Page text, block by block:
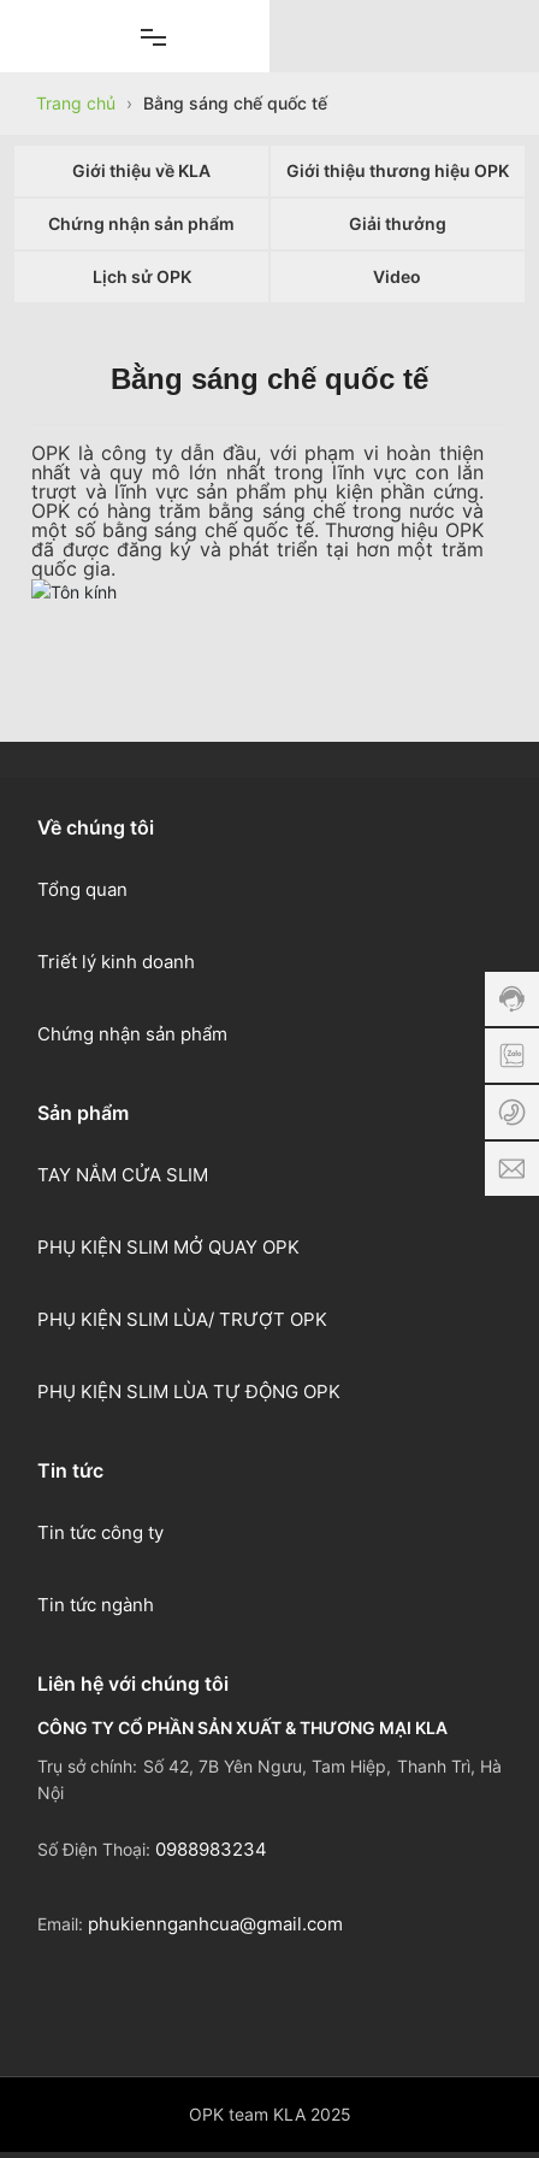
Trang chủ › Bằng sáng chế quốc tế
Giới thiệu về KLA Giới thiệu thương hiệu OPK
Chứng nhận sản phẩm Giải thưởng
Lịch sử OPK Video
Bằng sáng chế quốc tế
OPK là công ty dẫn đầu, với phạm vi hoàn thiện
nhất và quy mô lớn nhất trong lĩnh vực con lăn
trượt và lĩnh vực sản phẩm phụ kiện phần cứng.
OPK có hàng trăm bằng sáng chế trong nước và
một số bằng sáng chế quốc tế. Thương hiệu OPK
đã được đăng ký và phát triển tại hơn một trăm
quốc gia.
Về chúng tôi
Tổng quan
Triết lý kinh doanh
Chứng nhận sản phẩm
Sản phẩm
TAY NẮM CỬA SLIM
PHỤ KIỆN SLIM MỞ QUAY OPK
PHỤ KIỆN SLIM LÙA/ TRƯỢT OPK
PHỤ KIỆN SLIM LÙA TỰ ĐỘNG OPK
Tin tức
Tin tức công ty
Tin tức ngành
Liên hệ với chúng tôi
CÔNG TY CỔ PHẦN SẢN XUẤT & THƯƠNG MẠI KLA
Trụ sở chính: Số 42, 7B Yên Ngưu, Tam Hiệp, Thanh Trì, Hà
Nội
Số Điện Thoại: 0988983234
Email: phukiennganhcua@gmail.com
OPK team KLA 2025
phục
vụ:
AM -
5:00
PM